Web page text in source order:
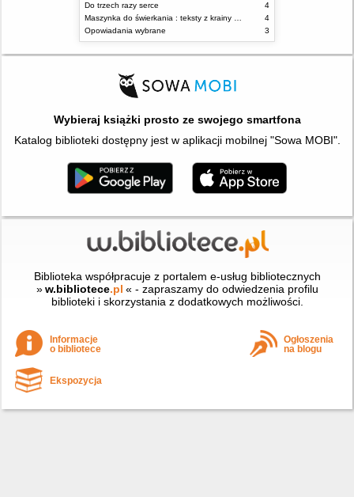
Do trzech razy serce
4
4
Opowiadania wybrane
3
Wybieraj książki prosto ze swojego smartfona
Katalog biblioteki dostępny jest w aplikacji mobilnej "Sowa MOBI".
Biblioteka współpracuje z portalem e-usług bibliotecznych
» w.bibliotece.pl « - zapraszamy do odwiedzenia profilu
biblioteki i skorzystania z dodatkowych możliwości.
Informacje
o bibliotece
Ogłoszenia
na blogu
Ekspozycja